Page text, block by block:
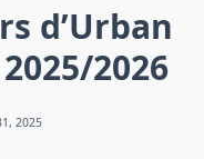
d’Urban
2026
2025